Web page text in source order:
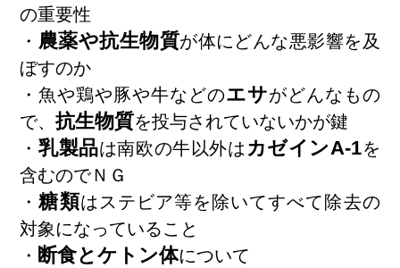
の重要性
・ 農薬や抗生物質が体にどんな悪影響を及
ぼすのか
・魚や鶏や豚や牛などのエサがどんなもの
で、抗生物質を投与されていないかが鍵
・乳製品は南欧の牛以外は カゼインA-1を
含むのでＮＧ
・糖類はステビア等を除いてすべて除去の
対象になっていること
・ 断食とケトン体について